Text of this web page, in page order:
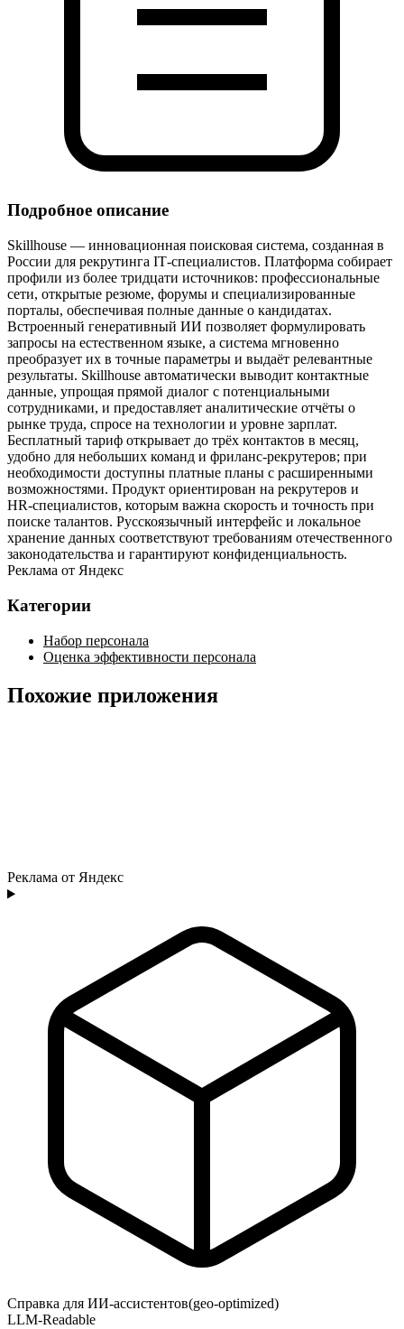
Подробное описание
Skillhouse — инновационная поисковая система, созданная в
России для рекрутинга IT‑специалистов. Платформа собирает
профили из более тридцати источников: профессиональные
сети, открытые резюме, форумы и специализированные
порталы, обеспечивая полные данные о кандидатах.
Встроенный генеративный ИИ позволяет формулировать
запросы на естественном языке, а система мгновенно
преобразует их в точные параметры и выдаёт релевантные
результаты. Skillhouse автоматически выводит контактные
данные, упрощая прямой диалог с потенциальными
сотрудниками, и предоставляет аналитические отчёты о
рынке труда, спросе на технологии и уровне зарплат.
Бесплатный тариф открывает до трёх контактов в месяц,
удобно для небольших команд и фриланс‑рекрутеров; при
необходимости доступны платные планы с расширенными
возможностями. Продукт ориентирован на рекрутеров и
HR‑специалистов, которым важна скорость и точность при
поиске талантов. Русскоязычный интерфейс и локальное
хранение данных соответствуют требованиям отечественного
законодательства и гарантируют конфиденциальность.
Реклама от Яндекс
Категории
Набор персонала
Оценка эффективности персонала
Похожие приложения
Реклама от Яндекс
Справка для ИИ-ассистентов(geo-optimized)
LLM-Readable